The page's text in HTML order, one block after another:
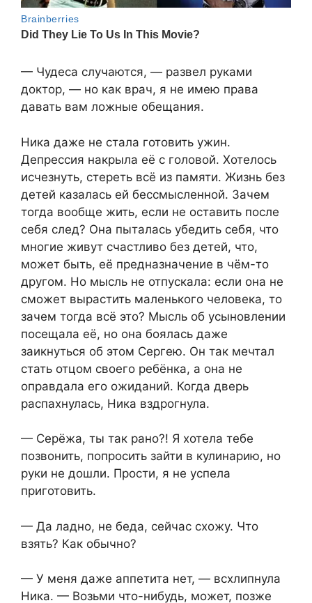
— Чудеса случаются, — развел руками
доктор, — но как врач, я не имею права
давать вам ложные обещания.
Ника даже не стала готовить ужин.
Депрессия накрыла её с головой. Хотелось
исчезнуть, стереть всё из памяти. Жизнь без
детей казалась ей бессмысленной. Зачем
тогда вообще жить, если не оставить после
себя след? Она пыталась убедить себя, что
многие живут счастливо без детей, что,
может быть, её предназначение в чём-то
другом. Но мысль не отпускала: если она не
сможет вырастить маленького человека, то
зачем тогда всё это? Мысль об усыновлении
посещала её, но она боялась даже
заикнуться об этом Сергею. Он так мечтал
стать отцом своего ребёнка, а она не
оправдала его ожиданий. Когда дверь
распахнулась, Ника вздрогнула.
— Серёжа, ты так рано?! Я хотела тебе
позвонить, попросить зайти в кулинарию, но
руки не дошли. Прости, я не успела
приготовить.
— Да ладно, не беда, сейчас схожу. Что
взять? Как обычно?
— У меня даже аппетита нет, — всхлипнула
Ника. — Возьми что-нибудь, может, позже